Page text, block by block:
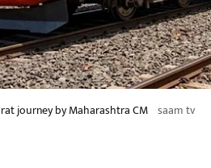
journey by Maharashtra CM saam tv